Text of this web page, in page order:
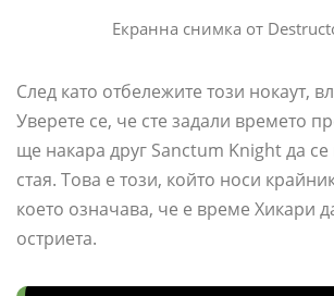
Екранна снимка от
След като отбележите този нокаут,
Уверете се, че сте задали времето
ще накара друг Sanctum Knight да се
стая. Това е този, който носи
което означава, че е време Хикари
остриета.